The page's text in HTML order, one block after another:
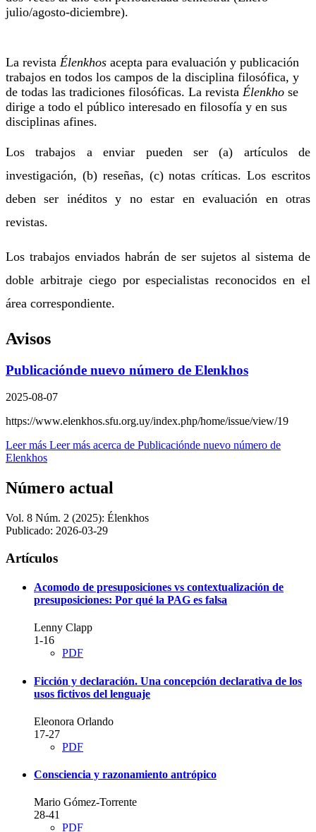
julio/agosto-diciembre).
La revista Élenkhos acepta para evaluación y publicación
trabajos en todos los campos de la disciplina filosófica, y
de todas las tradiciones filosóficas. La revista Élenkho se
dirige a todo el público interesado en filosofía y en sus
disciplinas afines.
Los trabajos a enviar pueden ser (a) artículos de
investigación, (b) reseñas, (c) notas críticas. Los escritos
deben ser inéditos y no estar en evaluación en otras
revistas.
Los trabajos enviados habrán de ser sujetos al sistema de
doble arbitraje ciego por especialistas reconocidos en el
área correspondiente.
Avisos
Publicaciónde nuevo número de Elenkhos
2025-08-07
https://www.elenkhos.sfu.org.uy/index.php/home/issue/view/19
Leer más Leer más acerca de Publicaciónde nuevo número de
Elenkhos
Número actual
Vol. 8 Núm. 2 (2025): Élenkhos
Publicado: 2026-03-29
Artículos
Acomodo de presuposiciones vs contextualización de
presuposiciones: Por qué la PAG es falsa
Lenny Clapp
1-16
PDF
Ficción y declaración. Una concepción declarativa de los
usos fictivos del lenguaje
Eleonora Orlando
17-27
PDF
Consciencia y razonamiento antrópico
Mario Gómez-Torrente
28-41
PDF